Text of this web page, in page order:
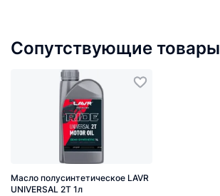
Сопутствующие товары
Масло полусинтетическое LAVR
UNIVERSAL 2T 1л